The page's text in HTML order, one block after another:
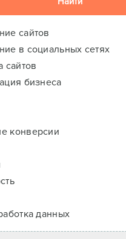
сайтов
в социальных сетях
сайтов
бизнеса
конверсии
данных